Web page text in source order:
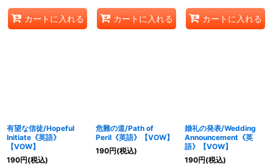
カートに入れる カートに入れる カートに入れる
有望な信徒/Hopeful
Initiate《英語》
【VOW】
190円(税込)
危難の道/Path of
Peril《英語》【VOW】
190円(税込)
婚礼の発表/Wedding
Announcement《英
語》【VOW】
190円(税込)